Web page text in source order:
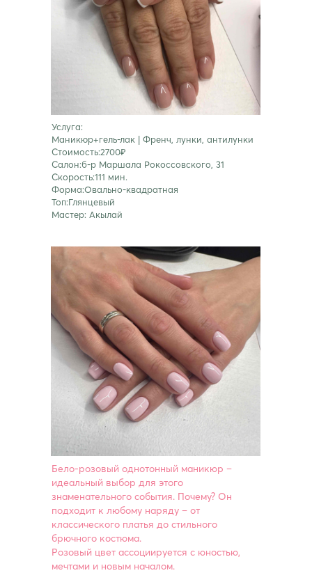
Услуга:
Маникюр+гель-лак | Френч, лунки, антилунки
Стоимость:2700₽
Салон:б-р Маршала Рокоссовского, 31
Скорость:111 мин.
Форма:Овально-квадратная
Топ:Глянцевый
Мастер: Акылай
Бело-розовый однотонный маникюр –
идеальный выбор для этого
знаменательного события. Почему? Он
подходит к любому наряду – от
классического платья до стильного
брючного костюма.
Розовый цвет ассоциируется с юностью,
мечтами и новым началом.